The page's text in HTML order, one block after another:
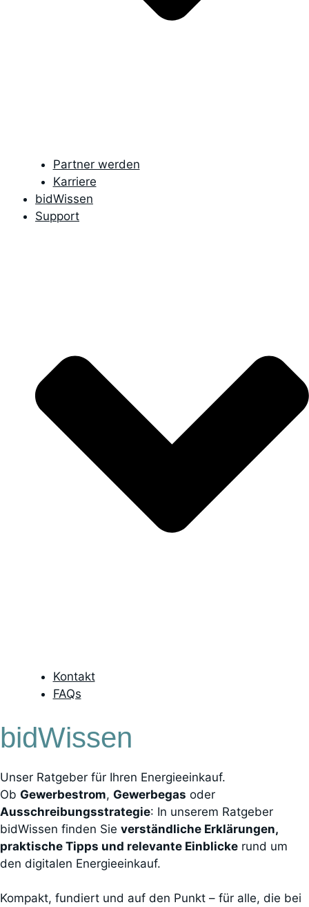
Partner werden
Karriere
bidWissen
Support
Kontakt
FAQs
bidWissen
Unser Ratgeber für Ihren Energieeinkauf.
Ob Gewerbestrom, Gewerbegas oder
Ausschreibungsstrategie: In unserem Ratgeber
bidWissen finden Sie verständliche Erklärungen,
praktische Tipps und relevante Einblicke rund um
den digitalen Energieeinkauf.
Kompakt, fundiert und auf den Punkt – für alle, die bei